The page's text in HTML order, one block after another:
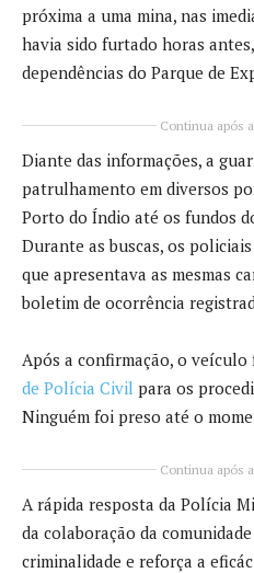
próxima a uma mina, nas
havia sido furtado horas
dependências do Parque de
Continua após
Diante das informações, a
patrulhamento em diversos
Porto do Índio até os fundos
Durante as buscas, os
que apresentava as mesmas
boletim de ocorrência
Após a confirmação, o veículo
de Polícia Civil para os
Ninguém foi preso até o
Continua após
A rápida resposta da Polícia
da colaboração da
criminalidade e reforça a